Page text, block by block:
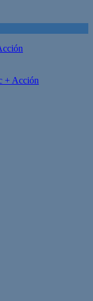
+ Acción